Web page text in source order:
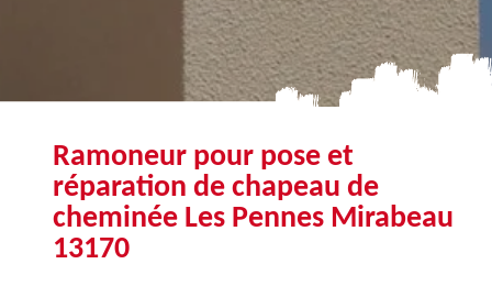
Ramoneur pour pose et
réparation de chapeau de
cheminée Les Pennes Mirabeau
13170